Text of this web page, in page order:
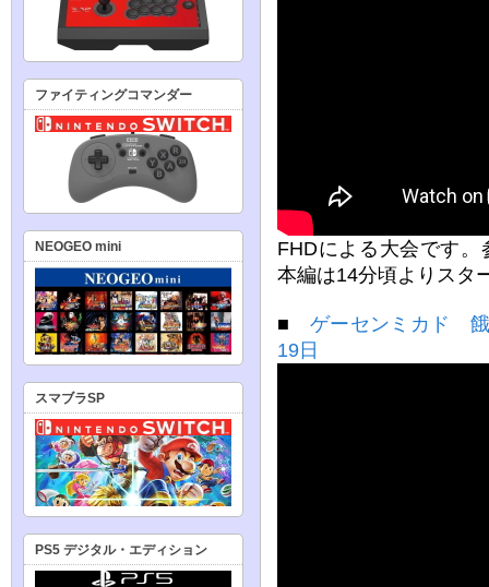
FHDによる大会です
本編は14分頃よりスタ
■ ゲーセンミカド
19日
ファイティングコマンダー
NEOGEO mini
スマブラSP
PS5 デジタル・エディション